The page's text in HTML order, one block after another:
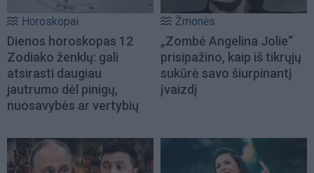
Horoskopai
Dienos horoskopas 12
Zodiako ženklų: gali
atsirasti daugiau
jautrumo dėl pinigų,
nuosavybės ar vertybių
Žmonės
„Zombė Angelina Jolie“
prisipažino, kaip iš tikrųjų
sukūrė savo šiurpinantį
įvaizdį